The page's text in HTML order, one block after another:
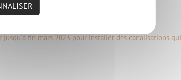
à Clisson
fin mars 2023 pour installer des canalisations qui